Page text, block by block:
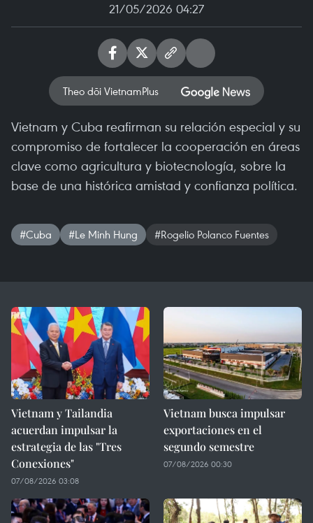
21/05/2026 04:27
Theo dõi VietnamPlus
Vietnam y Cuba reafirman su relación especial y su
compromiso de fortalecer la cooperación en áreas
clave como agricultura y biotecnología, sobre la
base de una histórica amistad y confianza política.
#Cuba #Le Minh Hung #Rogelio Polanco Fuentes
Vietnam y Tailandia
acuerdan impulsar la
estrategia de las "Tres
Conexiones"
07/08/2026 03:08
Vietnam busca impulsar
exportaciones en el
segundo semestre
07/08/2026 00:30